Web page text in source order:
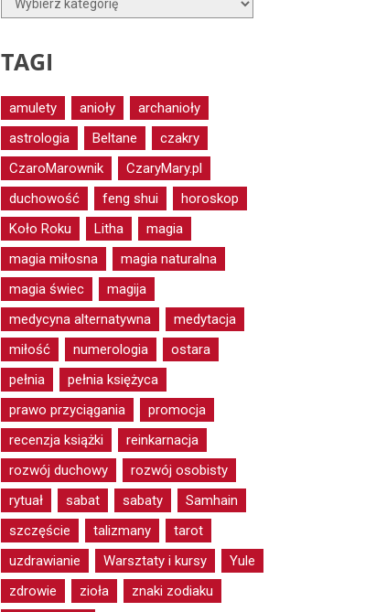
TAGI
amulety anioły
archanioły
astrologia
Beltane
czakry
CzaroMarownik
CzaryMary.pl
duchowość
feng shui
horoskop
Koło Roku
Litha
magia
magia miłosna
magia naturalna
magia świec
magija
medycyna alternatywna
medytacja
miłość
numerologia
ostara
pełnia
pełnia księżyca
prawo przyciągania
promocja
recenzja książki
reinkarnacja
rozwój duchowy
rozwój osobisty
rytuał
sabat sabaty
Samhain
szczęście
talizmany
tarot
uzdrawianie
Warsztaty i kursy
Yule
zdrowie
zioła
znaki zodiaku